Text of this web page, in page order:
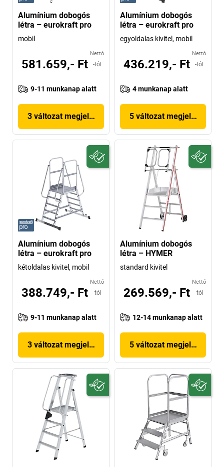
Alumínium dobogós
létra – eurokraft pro
mobil
Nettó
581.659,- Ft -tól
9-11 munkanap alatt
3 változat megjelenítése
Alumínium dobogós
létra – eurokraft pro
egyoldalas kivitel, mobil
Nettó
436.219,- Ft -tól
4 munkanap alatt
5 változat megjelenítése
Alumínium dobogós
létra – eurokraft pro
kétoldalas kivitel, mobil
Nettó
388.749,- Ft -tól
9-11 munkanap alatt
3 változat megjelenítése
Alumínium dobogós
létra – HYMER
standard kivitel
Nettó
269.569,- Ft -tól
12-14 munkanap alatt
5 változat megjelenítése